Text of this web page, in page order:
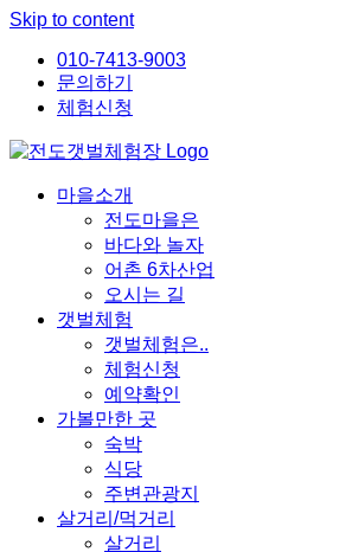
Skip to content
010-7413-9003
문의하기
체험신청
마을소개
전도마을은
바다와 놀자
어촌 6차산업
오시는 길
갯벌체험
갯벌체험은..
체험신청
예약확인
가볼만한 곳
숙박
식당
주변관광지
살거리/먹거리
살거리